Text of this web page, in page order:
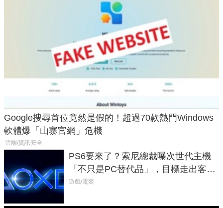
Google搜尋首位竟然是假的！超過70款熱門Windows
軟體爆「山寨官網」危機
雲端/資訊安全
PS6要來了？索尼總裁曝次世代主機
「不只是PC替代品」，目標走出客
廳、進軍電競桌面
遊戲/電競